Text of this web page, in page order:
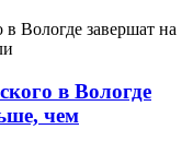
в Вологде
чем